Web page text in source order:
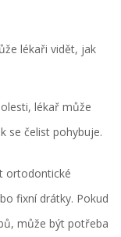
lékaři vidět, jak
lékař může
se čelist pohybuje.
ortodontické
fixní drátky. Pokud
může být potřeba